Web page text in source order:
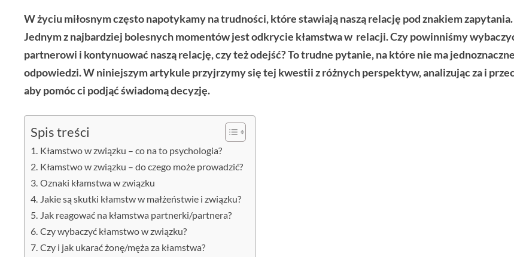
W życiu miłosnym często napotykamy na trudności, które stawiają naszą relację pod znakiem zapytania.
Jednym z najbardziej bolesnych momentów jest odkrycie kłamstwa w relacji. Czy powinniśmy
partnerowi i kontynuować naszą relację, czy też odejść? To trudne pytanie, na które nie ma
odpowiedzi. W niniejszym artykule przyjrzymy się tej kwestii z różnych perspektyw, analizując za i
aby pomóc ci podjąć świadomą decyzję.
Spis treści
Kłamstwo w związku – co na to psychologia?
Kłamstwo w związku – do czego może prowadzić?
Oznaki kłamstwa w związku
Jakie są skutki kłamstw w małżeństwie i związku?
Jak reagować na kłamstwa partnerki/partnera?
Czy wybaczyć kłamstwo w związku?
Czy i jak ukarać żonę/męża za kłamstwa?